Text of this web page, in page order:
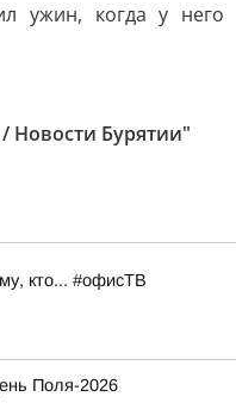
ужин, когда у него
Новости Бурятии"
кто... #офисТВ
Поля-2026